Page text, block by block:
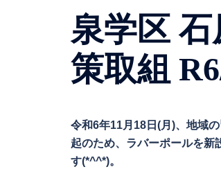
泉学区
策取組
令和6年11月18日(月)、地域
起のため、ラバーポールを新
す(*^^*)。